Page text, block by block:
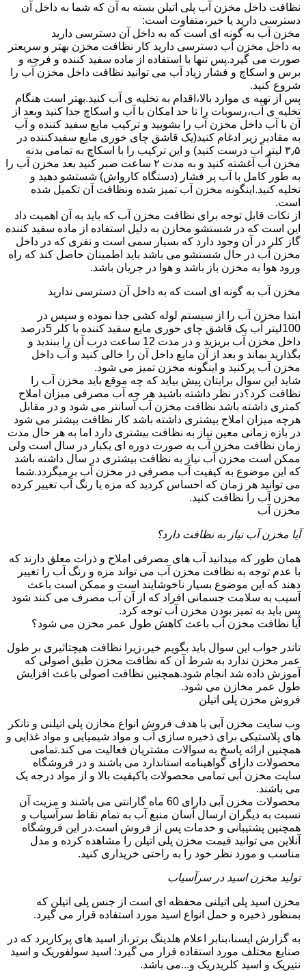
نظافت داخل مخزن آب پلی اتیلن بسته به آن که شما به داخل آن
دسترسی دارید یا خیر،متفاوت است:
مخزن آب به گونه ای است که به داخل آن دسترسی دارید
به داخل مخزن آب دسترسی دارید کار نظافت مخزن بهتر و سریعتر
صورت می گیرد.پس تنها با استفاده از ماده سفید کننده و فرچه و
برس و اسکاچ و فشار زیاد آب می توانید نظافت داخل مخزن آب را
شروع کنید.
پس از تهیه ی موارد بالا،اقدام به تخلیه ی آب کنید.بهتر است هنگام
تخلیه ی آب،رسوبات را تا حد امکان با آب و اسکاچ جدا کنید وبعد از
آن با آب داخل مخزن آب را بشویید و ترکیب مایع سفید کننده و آب
به مقادیر زیر ادغام کنید(یک قاشق چای خوری مایع سفیدکننده در
۳٫۵ لیتر آب درست کنید) و این ترکیب را با اسکاچ به تمامی بدنه
مخزن آّب آغشته کنید و به مدت ۲ ساعت صبر کنید بعد مخزن آب را
به طور کامل با آب پر فشار (دستگاه کارواش) شستشو دهید و
تخلیه کنید.اینگونه مخزن آب تمیز شده ونظافت آن تکمیل شده
است.
از نکات قابل توجه برای نظافت مخزن آب که باید به آن اهمیت داد
این است که در شستشو مخازن به دلیل استفاده از ماده سفید کننده
گاز کلر در آن وجود دارد که بسیار سمی است و نفری که در داخل
مخزن آب در حال شستشو می باشد باید اطمینان حاصل کند که راه
ورود هوا به مخزن باز باشد و هوا در جریان باشد.
مخزن آب به گونه ای است که به داخل آن دسترسی ندارید
ابتدا مخزن آب را از سیستم لوله کشی جدا نموده و سپس در
100لیتر آب یک قاشق چای خوری مایع سفید کننده با کلر 5درصد
داخل مخزن آب بریزید و در مدت 12 ساعت درب آن را ببندید و
بگذارید بماند و بعد از آن مایع داخل آن را خالی کنید و آب داخل
مخزن آب پرکنید و اینگونه مخزن تمیز می شود.
شاید این سوال برایتان پیش بیاید که چه موقع باید مخزن آب را
نظافت کرد؟در نظر داشته باشید هر چه آب مصرفی میزان املاح
کمتری داشته باشد نظافت مخزن آب آسانتر می شود و در مقابل
هرچه میزان املاح بیشتری داشته باشد کار نظافت بیشتر می شود
در بازه زمانی معین نیاز به نظافت بیشتری دارد اما به هر حال مدت
زمان نظافت مخزن آب به صورت دوره ای یکبار در سال است ولی
ممکن است مخزن آب نیاز به نظافت بیشتری در سال داشته باشد
که این موضوع به کیفیت آب مصرفی در مخزن آب برمیگردد.شما
می توانید هر زمان که احساس کردید که مزه یا رنگ آب تغییر کرده
مخزن آب را نظافت کنید.
مخزن آب
آیا مخزن آب نیاز به نظافت دارد؟
همان طور که میدانید آب های مصرفی املاح و ذرات معلق دارند که
با عدم توجه به نظافت مخزن آب می تواند مزه و رنگ آب را تغییر
دهند که این موضوع بسیار ناخوشایند است و ممکن است باعث
آسیب به سلامت جسمانی افراد که از آن آب مصرف می کنند شود
پس باید به تمیز بودن مخزن آب توجه کرد.
آیا نظافت مخزن آب باعث کاهش طول عمر مخزن می شود؟
تاندر جواب این سوال باید بگویم خیر،زیرا نظافت هیچتاثیری بر طول
عمر مخزن ندارد به شرط آن که نظافت مخزن طبق اصولی که
آموزش داده شد انجام شود.همچنین نظافت اصولی باعث افزایش
طول عمر مخازن می شود.
فروش مخزن پلی اتیلن
وب سایت مخزن آبی با هدف فروش انواع مخازن پلی اتیلنی و تانکر
های پلاستیکی برای ذخیره سازی آب و مواد شیمیایی و مواد غذایی و
همچنین ارائه پاسخ به سوالات مشتریان فعالیت می کند.تمامی
محصولات دارای گواهینامه استاندارد می باشند و در فروشگاه
سایت مخزن آبی تمامی محصولات باکیفیت بالا و از مواد درجه یک
می باشند.
محصولات مخزن آبی دارای 60 ماه گارانتی می باشند و مزیت آن
نسبت به دیگران ارسال آسان منبع آب به تمام نقاط سرآسیاب و
همچنین پشتیبانی و خدمات پس از فروش است.در این فروشگاه
آنلاین می توانید قیمت مخزن پلی اتیلن را مشاهده کرده و مدل
مناسب و مورد نظر خود را به راحتی خریداری کنید.
تولید مخزن اسید در سرآسیاب
مخزن اسید پلی اتیلنی محفظه ای است از جنس پلی اتیلن که
بمنظور ذخیره و حمل انواع اسید مورد استفاده قرار می گیرد.
به گزارش ایسنا،بنابر اعلام هلدینگ برتر،از اسید های پرکاربرد که در
صنایع مختلف مورد استفاده قرار می گیرد: اسید سولفوریک و اسید
نتیریک و اسید کلریدریک و...می باشد.